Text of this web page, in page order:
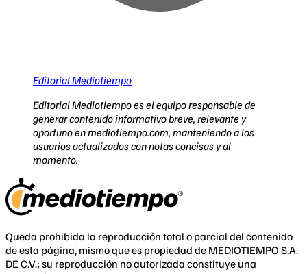
Editorial Mediotiempo
Editorial Mediotiempo es el equipo responsable de
generar contenido informativo breve, relevante y
oportuno en mediotiempo.com, manteniendo a los
usuarios actualizados con notas concisas y al
momento.
Queda prohibida la reproducción total o parcial del contenido
de esta página, mismo que es propiedad de MEDIOTIEMPO S.A.
DE C.V.; su reproducción no autorizada constituye una